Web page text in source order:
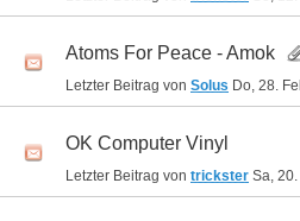
Atoms For Peace - Amok
Letzter Beitrag von Solus Do, 28.
OK Computer Vinyl
Letzter Beitrag von trickster Sa,